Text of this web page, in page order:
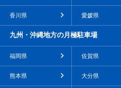
香川県 愛媛県
九州・沖縄地方の月極駐車場
福岡県 佐賀県
熊本県 大分県